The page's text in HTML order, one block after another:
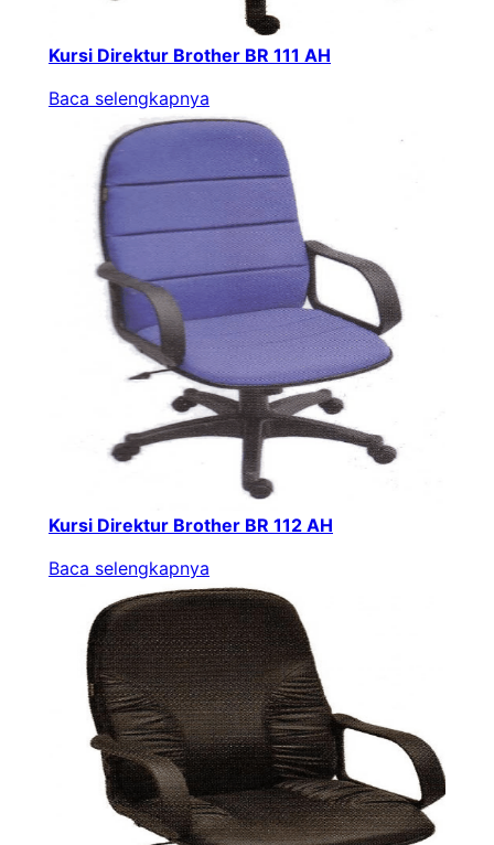
Kursi Direktur Brother BR 111 AH
Baca selengkapnya
Kursi Direktur Brother BR 112 AH
Baca selengkapnya